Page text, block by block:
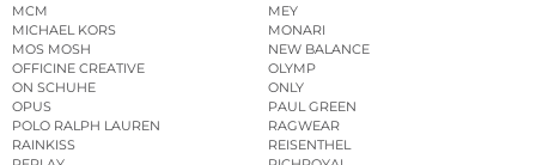
MCM
MEY
MICHAEL KORS
MONARI
MOS MOSH
NEW BALANCE
OFFICINE CREATIVE
OLYMP
ON SCHUHE
ONLY
OPUS
PAUL GREEN
POLO RALPH LAUREN
RAGWEAR
RAINKISS
REISENTHEL